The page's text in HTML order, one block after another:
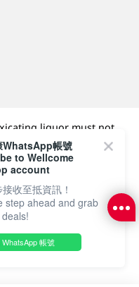
liquor must not
18) in the course of
成年人 (18 歲以下人士)
Dairy Farm Company
WhatsApp帳號
to Wellcome
account
收至抵資訊！
step ahead and grab
WhatsApp 帳號